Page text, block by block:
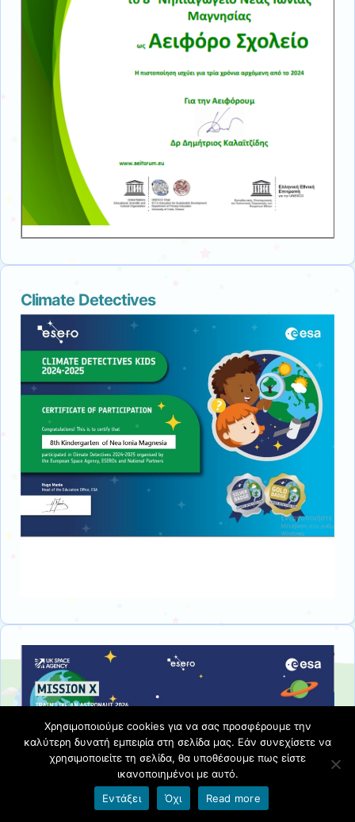
Climate Detectives
Χρησιμοποιούμε cookies για να σας προσφέρουμε την
καλύτερη δυνατή εμπειρία στη σελίδα μας. Εάν συνεχίσετε να
χρησιμοποιείτε τη σελίδα, θα υποθέσουμε πως είστε
ικανοποιημένοι με αυτό.
Εντάξει
Όχι Read more